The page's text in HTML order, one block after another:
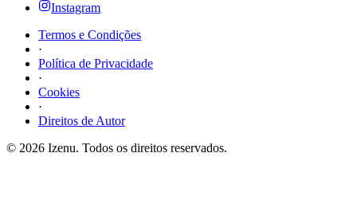
Instagram
Termos e Condições
·
Política de Privacidade
·
Cookies
·
Direitos de Autor
© 2026 Izenu. Todos os direitos reservados.